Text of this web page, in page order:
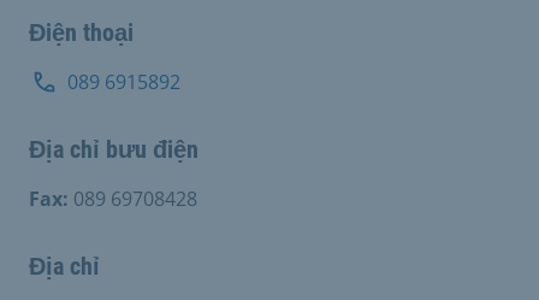
Điện thoại
089 6915892
Địa chỉ bưu điện
Fax: 089 69708428
Địa chỉ